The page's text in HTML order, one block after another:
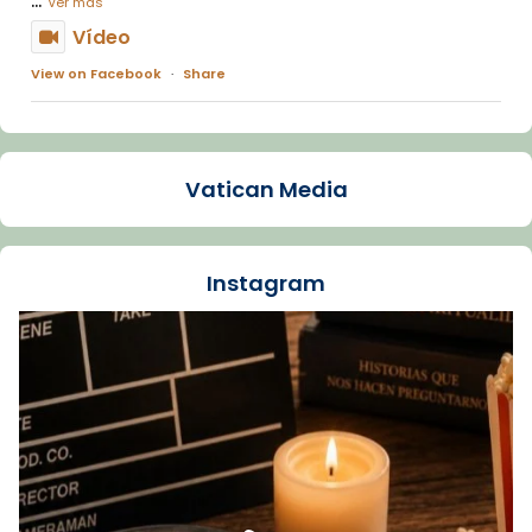
Vídeo
View on Facebook · Share
Arquebisbat de Barcelona
La Carmina va patir depressió. Fa gairebé
dos mesos, a l'Estadi Lluís Companys, la
Recupera l'entrevista comp
Vatican
tican News 👇
www.vaticannews.va/es/iglesia/news/2026-
07/carmina-historia-depresion-papa-viaje-
espana-testimoni...
Foto
Vatican Media
Instagram